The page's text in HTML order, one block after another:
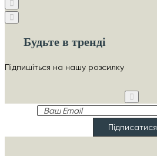
Будьте в тренді
Підпишіться на нашу розсилку
Ваш
Підписатися